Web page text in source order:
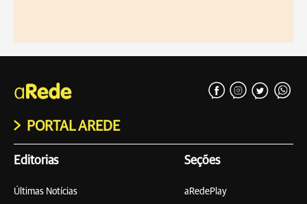
PORTAL AREDE
Editorias
Últimas Notícias
Seções
aRedePlay